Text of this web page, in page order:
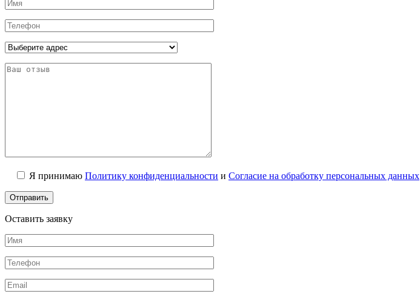
Я принимаю Политику конфиденциальности и Согласие на обработку персональных данных
Оставить заявку